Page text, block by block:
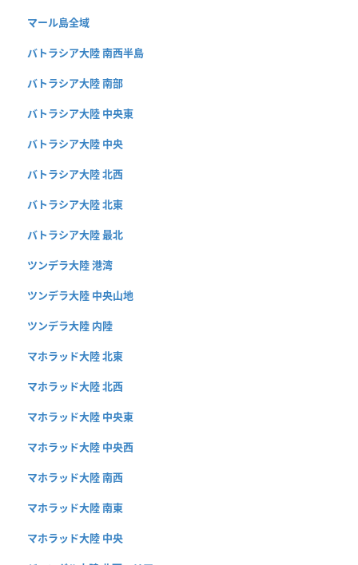
マール島全域
バトラシア大陸 南西半島
バトラシア大陸 南部
バトラシア大陸 中央東
バトラシア大陸 中央
バトラシア大陸 北西
バトラシア大陸 北東
バトラシア大陸 最北
ツンデラ大陸 港湾
ツンデラ大陸 中央山地
ツンデラ大陸 内陸
マホラッド大陸 北東
マホラッド大陸 北西
マホラッド大陸 中央東
マホラッド大陸 中央西
マホラッド大陸 南西
マホラッド大陸 南東
マホラッド大陸 中央